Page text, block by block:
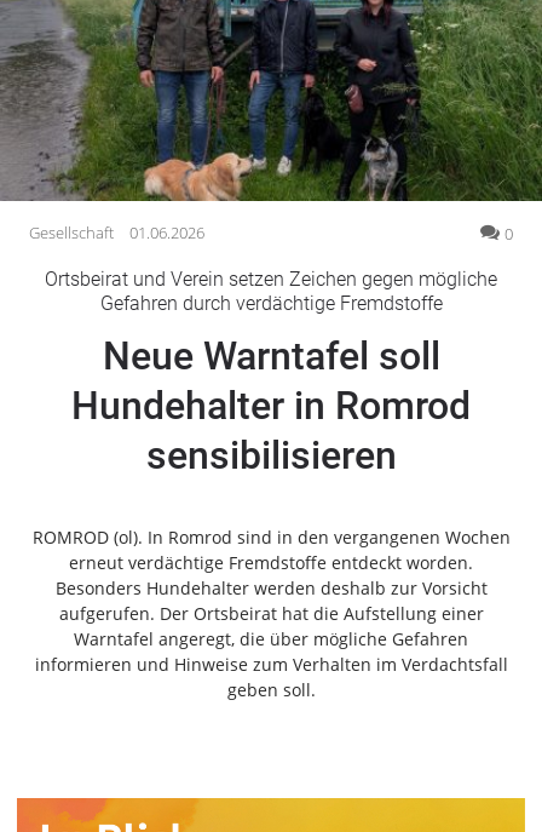
Gesundheit
Kultur
Lifestyle
Wirtschaft
Vogelsberg
Alsfeld
Lauterbach
Romrod
Homberg
Ohm
Feldatal
Freiensteinau
Gemünden
Grebenau
Grebenhain
Mücke
Gesellschaft 01.06.2026 0
Ortsbeirat und Verein setzen Zeichen gegen mögliche
Gefahren durch verdächtige Fremdstoffe
Neue Warntafel soll
Hundehalter in Romrod
sensibilisieren
ROMROD (ol). In Romrod sind in den vergangenen Wochen
erneut verdächtige Fremdstoffe entdeckt worden.
Besonders Hundehalter werden deshalb zur Vorsicht
aufgerufen. Der Ortsbeirat hat die Aufstellung einer
Warntafel angeregt, die über mögliche Gefahren
informieren und Hinweise zum Verhalten im Verdachtsfall
geben soll.